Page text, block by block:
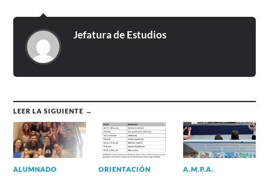
Jefatura de Estudios
LEER LA SIGUIENTE →
ALUMNADO ORIENTACIÓN A.M.P.A.